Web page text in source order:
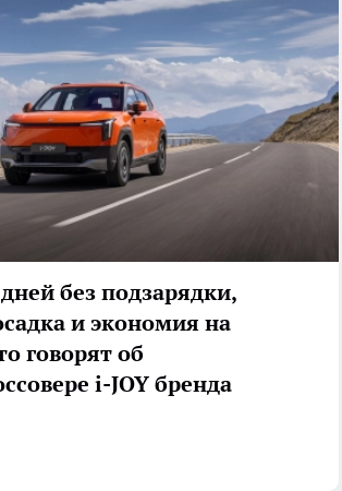
без подзарядки,
и экономия на
говорят об
i-JOY бренда